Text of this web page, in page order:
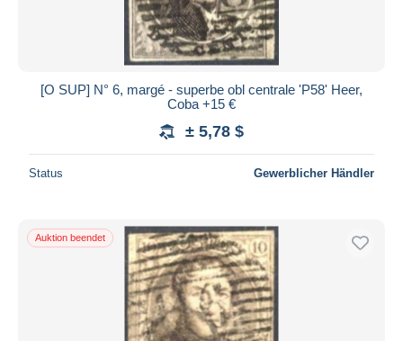
[O SUP] N° 6, margé - superbe obl centrale 'P58' Heer,
Coba +15 €
± 5,78 $
Status Gewerblicher Händler
Auktion beendet